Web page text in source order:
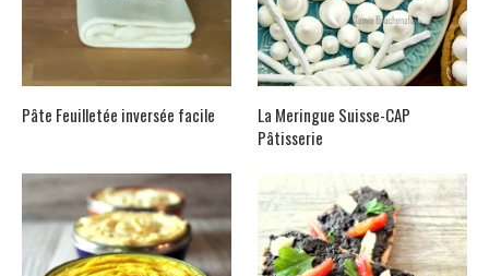
Pâte Feuilletée inversée facile
La Meringue Suisse-CAP
Pâtisserie